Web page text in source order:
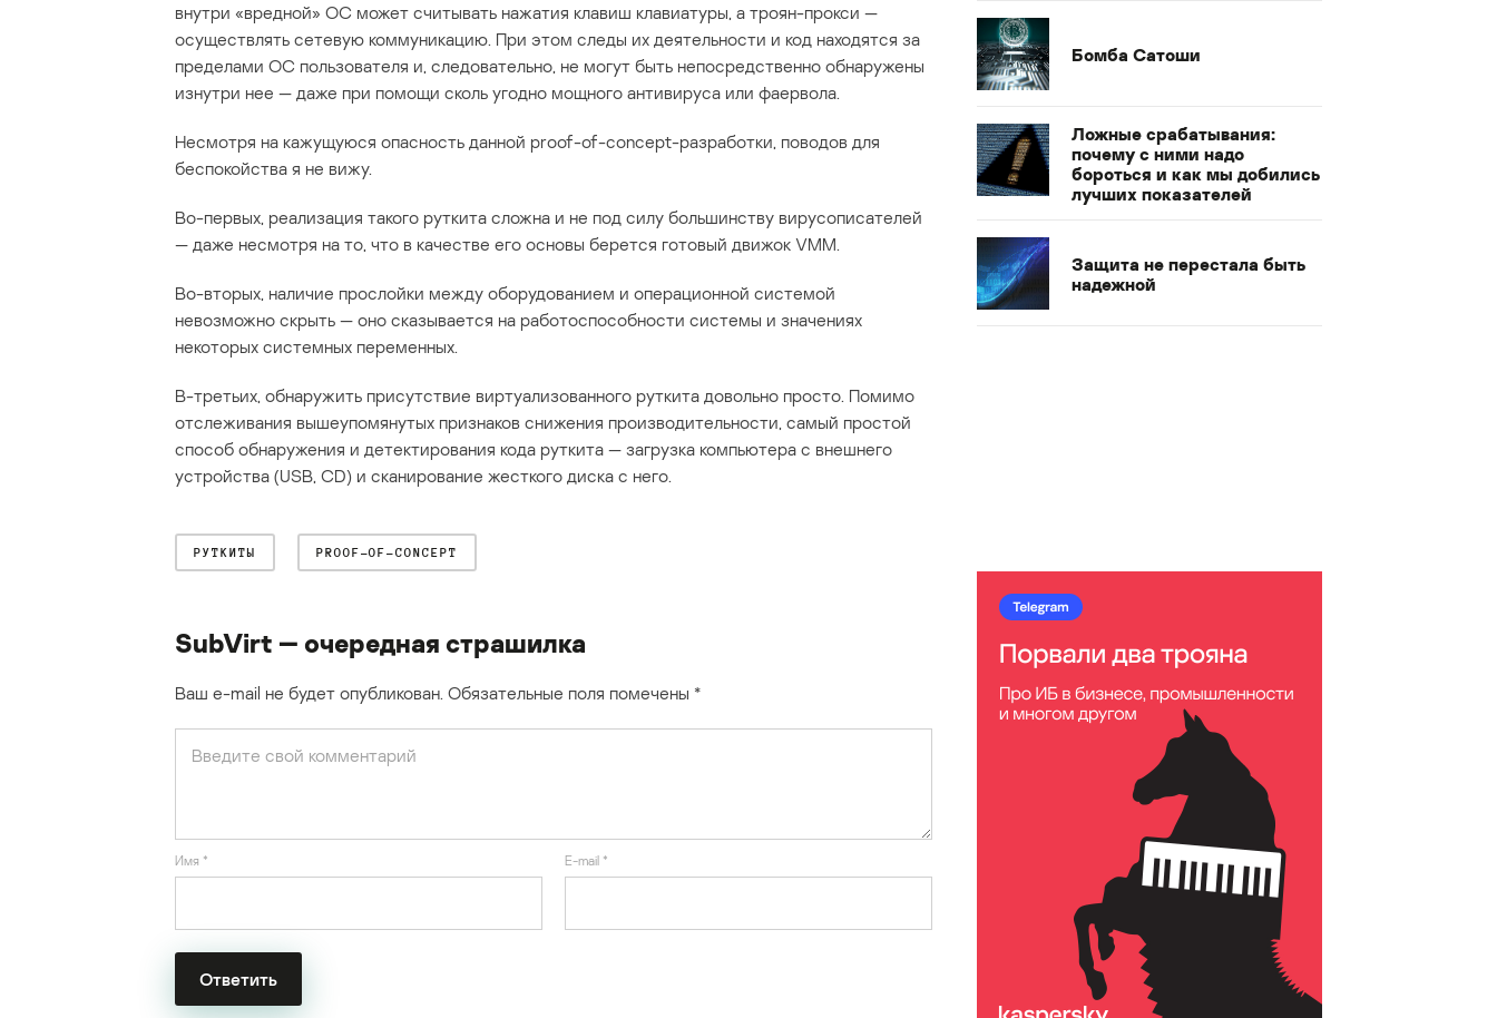
внутри «вредной» ОС может считывать нажатия клавиш клавиатуры, а троян-прокси —
осуществлять сетевую коммуникацию. При этом следы их деятельности и код находятся за
пределами ОС пользователя и, следовательно, не могут быть непосредственно обнаружены
изнутри нее — даже при помощи сколь угодно мощного антивируса или фаервола.
Несмотря на кажущуюся опасность данной proof-of-concept-разработки, поводов для
беспокойства я не вижу.
Во-первых, реализация такого руткита сложна и не под силу большинству вирусописателей
— даже несмотря на то, что в качестве его основы берется готовый движок VMM.
Во-вторых, наличие прослойки между оборудованием и операционной системой
невозможно скрыть — оно сказывается на работоспособности системы и значениях
некоторых системных переменных.
В-третьих, обнаружить присутствие виртуализованного руткита довольно просто. Помимо
отслеживания вышеупомянутых признаков снижения производительности, самый простой
способ обнаружения и детектирования кода руткита — загрузка компьютера с внешнего
устройства (USB, CD) и сканирование жесткого диска с него.
РУТКИТЫ PROOF-OF-CONCEPT
SubVirt — очередная страшилка
Ваш e-mail не будет опубликован. Обязательные поля помечены *
Имя * E-mail *
Бомба Сатоши
Ложные срабатывания:
почему с ними надо
бороться и как мы добились
лучших показателей
Защита не перестала быть
надежной